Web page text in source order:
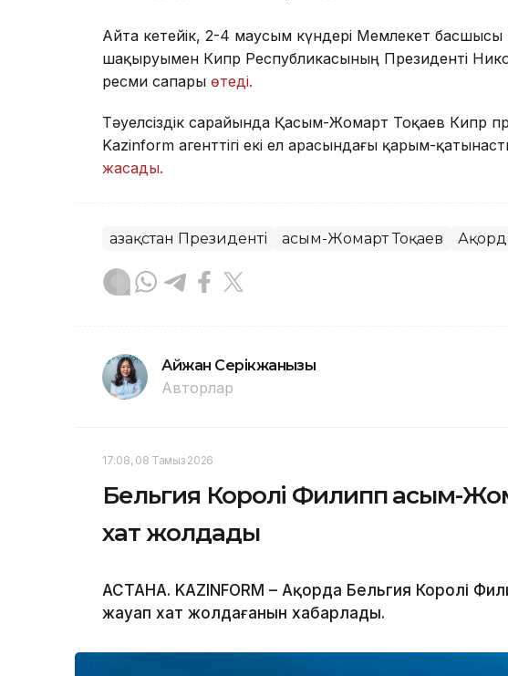
Айта кетейік, 2-4 маусым күндері Мемлекет
шақыруымен Кипр Республикасының Президенті
ресми сапары өтеді.
Тәуелсіздік сарайында Қасым-Жомарт Тоқаев Кипр
Kazinform агенттігі екі ел арасындағы қарым-
жасады.
Қазақстан Президенті Қасым-Жомарт Тоқаев
Айжан Серікжанқызы
Авторлар
17:08, 08 Тамыз 2026
Бельгия Королі Филипп Қасым-
хат жолдады
АСТАНА. KAZINFORM – Ақорда Бельгия Королі
жауап хат жолдағанын хабарлады.